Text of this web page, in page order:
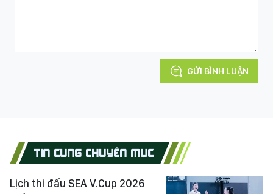
GỬI BÌNH LUẬN
TIN CÙNG CHUYÊN MỤC
Lịch thi đấu SEA V.Cup 2026